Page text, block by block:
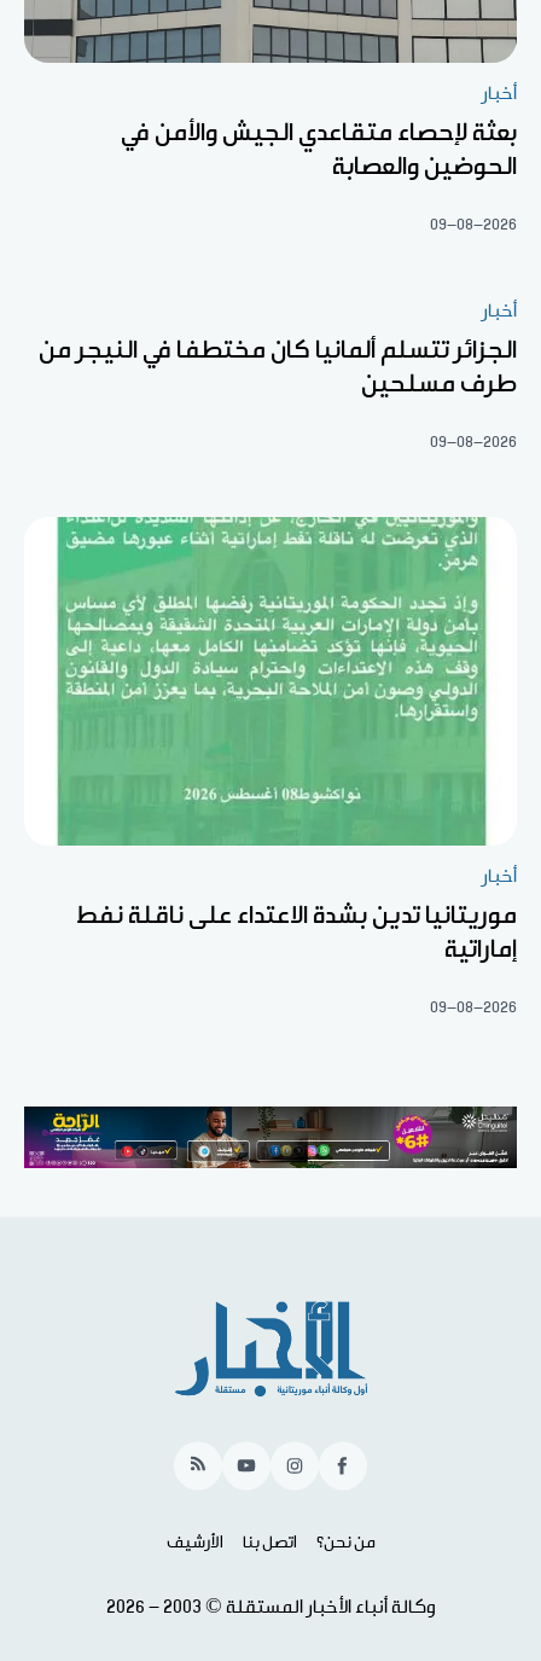
أخبار
بعثة لإحصاء متقاعدي الجيش والأمن في
الحوضين والعصابة
09-08-2026
أخبار
الجزائر تتسلم ألمانيا كان مختطفا في النيجر من
طرف مسلحين
09-08-2026
أخبار
موريتانيا تدين بشدة الاعتداء على ناقلة نفط
إماراتية
09-08-2026
Facebook
Instagram
YouTube
RSS
من نحن؟ اتصل بنا الأرشيف
وكالة أنباء الأخبار المستقلة © 2003 - 2026